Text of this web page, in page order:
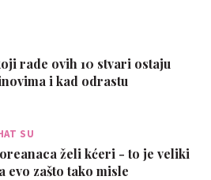
rade ovih 10 stvari ostaju
i kad odrastu
SU
želi kćeri - to je veliki
evo zašto tako misle